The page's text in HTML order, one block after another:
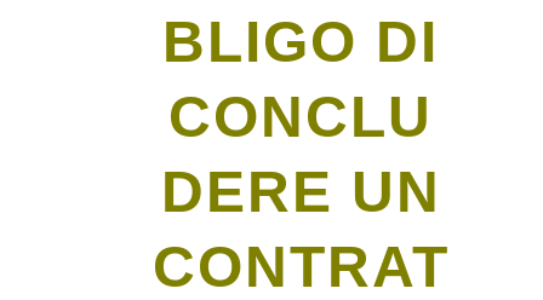
BLIGO DI
CONCLU
DERE UN
CONTRAT